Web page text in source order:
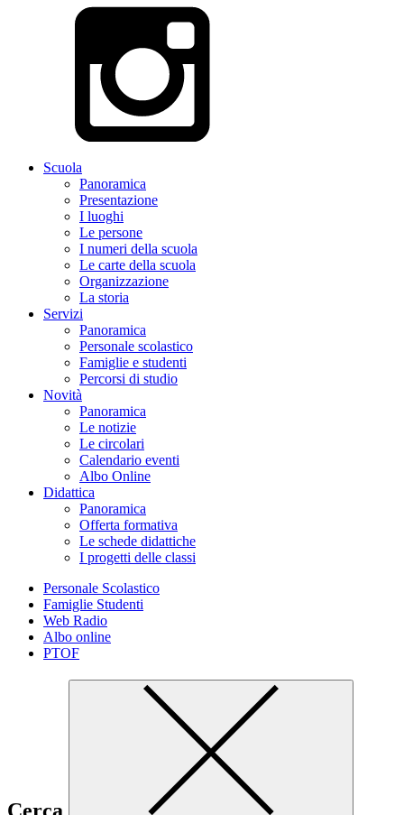
Scuola
Panoramica
Presentazione
I luoghi
Le persone
I numeri della scuola
Le carte della scuola
Organizzazione
La storia
Servizi
Panoramica
Personale scolastico
Famiglie e studenti
Percorsi di studio
Novità
Panoramica
Le notizie
Le circolari
Calendario eventi
Albo Online
Didattica
Panoramica
Offerta formativa
Le schede didattiche
I progetti delle classi
Personale Scolastico
Famiglie Studenti
Web Radio
Albo online
PTOF